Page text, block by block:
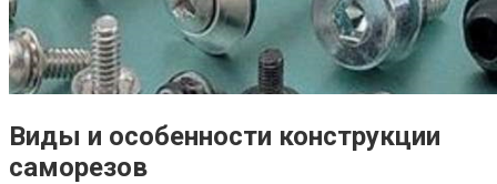
Виды и особенности конструкции
саморезов